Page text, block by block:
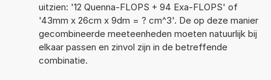
uitzien: '12 Quenna-FLOPS + 94 Exa-FLOPS' of
'43mm x 26cm x 9dm = ? cm^3'. De op deze manier
gecombineerde meeteenheden moeten natuurlijk bij
elkaar passen en zinvol zijn in de betreffende
combinatie.